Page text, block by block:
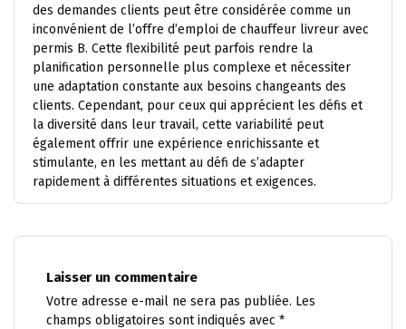
des demandes clients peut être considérée comme un
inconvénient de l’offre d’emploi de chauffeur livreur avec
permis B. Cette flexibilité peut parfois rendre la
planification personnelle plus complexe et nécessiter
une adaptation constante aux besoins changeants des
clients. Cependant, pour ceux qui apprécient les défis et
la diversité dans leur travail, cette variabilité peut
également offrir une expérience enrichissante et
stimulante, en les mettant au défi de s’adapter
rapidement à différentes situations et exigences.
Laisser un commentaire
Votre adresse e-mail ne sera pas publiée. Les
champs obligatoires sont indiqués avec *